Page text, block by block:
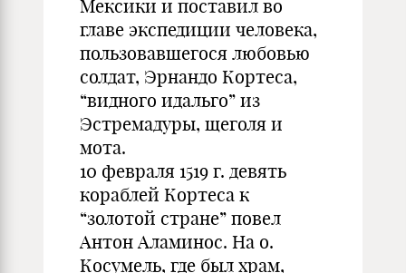
Мексики и поставил во
главе экспедиции человека,
пользовавшегося любовью
солдат, Эрнандо Кортеса,
“видного идальго” из
Эстремадуры, щеголя и
мота.
10 февраля 1519 г. девять
кораблей Кортеса к
“золотой стране” повел
Антон Аламинос. На о.
Косумель, где был храм,